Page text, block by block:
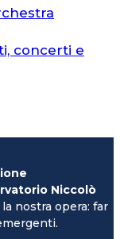
concerti e
Niccolò
nostra opera: far